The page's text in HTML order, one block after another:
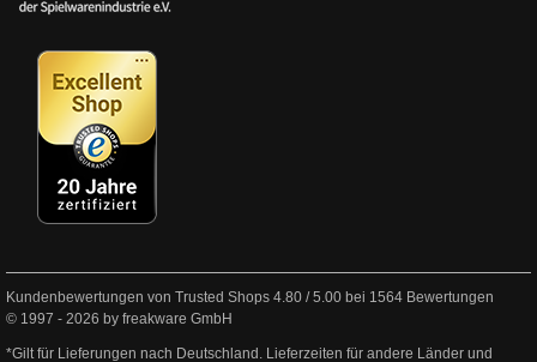
Kundenbewertungen von Trusted Shops 4.80 /5.00 bei 1564 Bewertungen
© 1997 - 2026 by freakware GmbH
*Gilt für Lieferungen nach Deutschland. Lieferzeiten für andere Länder und